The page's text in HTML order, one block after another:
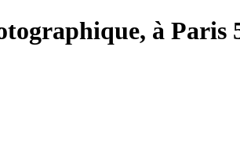
à